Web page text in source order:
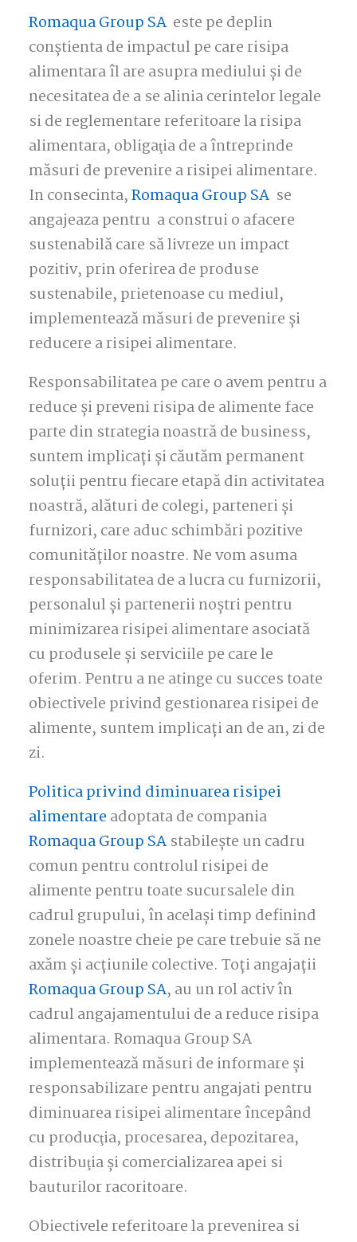
Romaqua Group SA este pe deplin
conștienta de impactul pe care risipa
alimentara îl are asupra mediului și de
necesitatea de a se alinia cerintelor legale
si de reglementare referitoare la risipa
alimentara, obligaţia de a întreprinde
măsuri de prevenire a risipei alimentare.
In consecinta,Romaqua Group SA se
angajeaza pentru a construi o afacere
sustenabilă care să livreze un impact
pozitiv, prin oferirea de produse
sustenabile, prietenoase cu mediul,
implementează măsuri de prevenire şi
reducere a risipei alimentare.
Responsabilitatea pe care o avem pentru a
reduce și preveni risipa de alimente face
parte din strategia noastră de business,
suntem implicați și căutăm permanent
soluții pentru fiecare etapă din activitatea
noastră, alături de colegi, parteneri și
furnizori, care aduc schimbări pozitive
comunităților noastre. Ne vom asuma
responsabilitatea de a lucra cu furnizorii,
personalul și partenerii noștri pentru
minimizarea risipei alimentare asociată
cu produsele și serviciile pe care le
oferim. Pentru a ne atinge cu succes toate
obiectivele privind gestionarea risipei de
alimente, suntem implicați an de an, zi de
zi.
Politica privind diminuarea risipei
alimentare adoptata de compania
Romaqua Group SA stabilește un cadru
comun pentru controlul risipei de
alimente pentru toate sucursalele din
cadrul grupului, în același timp definind
zonele noastre cheie pe care trebuie să ne
axăm și acțiunile colective. Toți angajații
Romaqua Group SA, au un rol activ în
cadrul angajamentului de a reduce risipa
alimentara. Romaqua Group SA
implementează măsuri de informare şi
responsabilizare pentru angajati pentru
diminuarea risipei alimentare începând
cu producţia, procesarea, depozitarea,
distribuţia şi comercializarea apei si
bauturilor racoritoare.
Obiectivele referitoare la prevenirea si